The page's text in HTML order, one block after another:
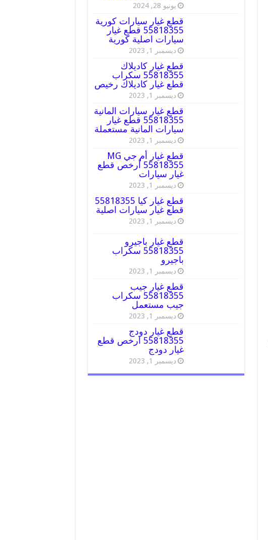
يونيو 28, 2024
قطع غيار سيارات كورية
55818355 قطع غيار
سيارات اصلية كورية
ديسمبر 1, 2023
قطع غيار كاديلاك
55818355 سكراب
قطع غيار كاديلاك رخيص
ديسمبر 1, 2023
قطع غيار سيارات المانية
55818355 قطع غيار
سيارات المانية مستعملة
ديسمبر 1, 2023
قطع غيار أم جي MG
55818355 أرخص قطع
غيار سيارات
ديسمبر 1, 2023
قطع غيار كيا 55818355
قطع غيار سيارات اصلية
ديسمبر 1, 2023
قطع غيار باجيرو
55818355 سكراب
باجيرو
ديسمبر 1, 2023
قطع غيار جيب
55818355 سكراب
جيب مستعمل
ديسمبر 1, 2023
قطع غيار دودج
55818355 ارخص قطع
غيار دودج
ديسمبر 1, 2023